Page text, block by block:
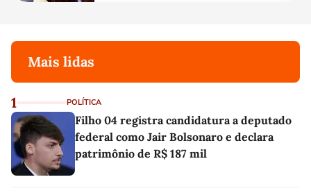
Mais lidas
1 POLÍTICA
Filho 04 registra candidatura a deputado
federal como Jair Bolsonaro e declara
patrimônio de R$ 187 mil